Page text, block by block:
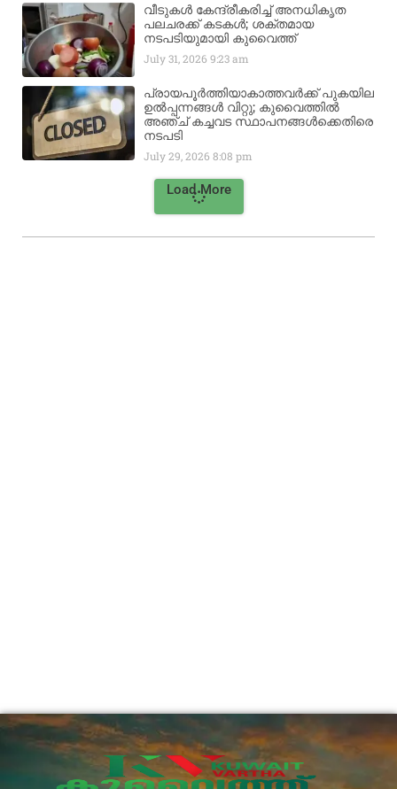
വീടുകൾ കേന്ദ്രീകരിച്ച് അനധികൃത
പലചരക്ക് കടകൾ; ശക്തമായ
നടപടിയുമായി കുവൈത്ത്
July 31, 20269:23 am
പ്രായപൂർത്തിയാകാത്തവർക്ക് പുകയില
ഉൽപ്പന്നങ്ങൾ വിറ്റു; കുവൈത്തിൽ
അഞ്ച് കച്ചവട സ്ഥാപനങ്ങൾക്കെതിരെ
നടപടി
July 29, 20268:08 pm
Load More